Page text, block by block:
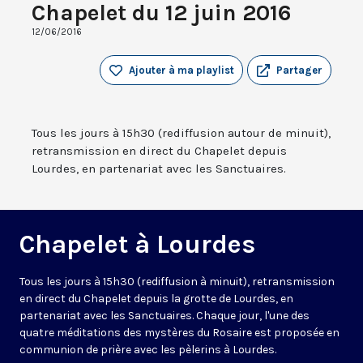
Chapelet du 12 juin 2016
12/06/2016
Partager
Ajouter à ma playlist
Tous les jours à 15h30 (rediffusion autour de minuit),
retransmission en direct du Chapelet depuis
Lourdes, en partenariat avec les Sanctuaires.
Chapelet à Lourdes
Tous les jours à 15h30 (rediffusion à minuit), retransmission
en direct du Chapelet depuis la grotte de Lourdes, en
partenariat avec les Sanctuaires. Chaque jour, l'une des
quatre méditations des mystères du Rosaire est proposée en
communion de prière avec les pèlerins à Lourdes.